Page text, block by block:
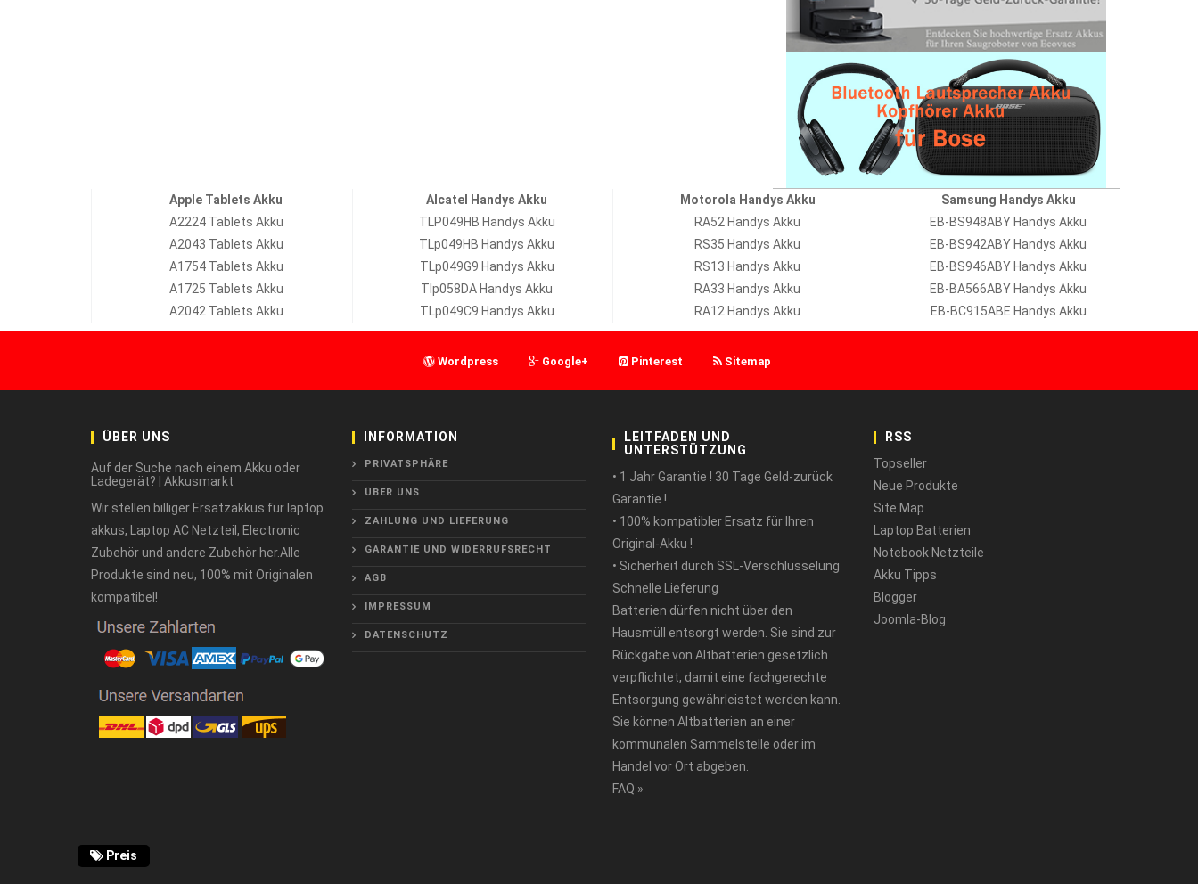
Apple Tablets Akku
A2224 Tablets Akku
A2043 Tablets Akku
A1754 Tablets Akku
A1725 Tablets Akku
A2042 Tablets Akku
Alcatel Handys Akku
TLP049HB Handys Akku
TLp049HB Handys Akku
TLp049G9 Handys Akku
Tlp058DA Handys Akku
TLp049C9 Handys Akku
Motorola Handys Akku
RA52 Handys Akku
RS35 Handys Akku
RS13 Handys Akku
RA33 Handys Akku
RA12 Handys Akku
Samsung Handys Akku
EB-BS948ABY Handys Akku
EB-BS942ABY Handys Akku
EB-BS946ABY Handys Akku
EB-BA566ABY Handys Akku
EB-BC915ABE Handys Akku
Wordpress Google+ Pinterest Sitemap
ÜBER UNS
Auf der Suche nach einem Akku oder
Ladegerät? | Akkusmarkt
Wir stellen billiger Ersatzakkus für laptop
akkus, Laptop AC Netzteil, Electronic
Zubehör und andere Zubehör her.Alle
Produkte sind neu, 100% mit Originalen
kompatibel!
INFORMATION
PRIVATSPHÄRE
ÜBER UNS
ZAHLUNG UND LIEFERUNG
GARANTIE UND WIDERRUFSRECHT
AGB
IMPRESSUM
DATENSCHUTZ
LEITFADEN UND
UNTERSTÜTZUNG
• 1 Jahr Garantie ! 30 Tage Geld-zurück
Garantie !
• 100% kompatibler Ersatz für Ihren
Original-Akku !
• Sicherheit durch SSL-Verschlüsselung
Schnelle Lieferung
Batterien dürfen nicht über den
Hausmüll entsorgt werden. Sie sind zur
Rückgabe von Altbatterien gesetzlich
verpflichtet, damit eine fachgerechte
Entsorgung gewährleistet werden kann.
Sie können Altbatterien an einer
kommunalen Sammelstelle oder im
Handel vor Ort abgeben.
FAQ »
RSS
Topseller
Neue Produkte
Site Map
Laptop Batterien
Notebook Netzteile
Akku Tipps
Blogger
Joomla-Blog
Preis